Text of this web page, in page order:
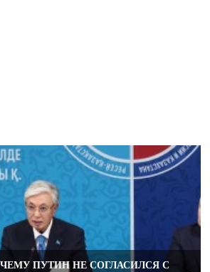
ПУТИН НЕ СОГЛАСИЛСЯ С